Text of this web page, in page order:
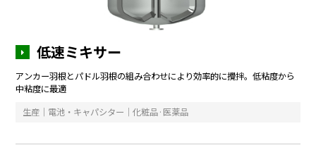
低速ミキサー
アンカー羽根とパドル羽根の組み合わせにより効率的に攪拌。低粘度から
中粘度に最適
生産｜電池・キャパシター｜化粧品·医薬品